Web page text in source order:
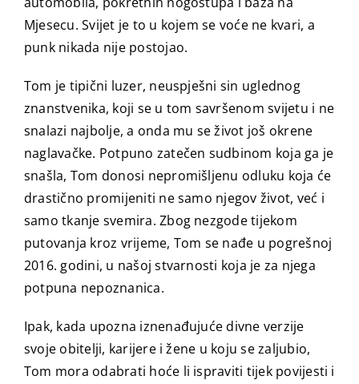
Mjesecu. Svijet je to u kojem se voće ne kvari, a
punk nikada nije postojao.
Tom je tipični luzer, neuspješni sin uglednog
znanstvenika, koji se u tom savršenom svijetu i ne
snalazi najbolje, a onda mu se život još okrene
naglavačke. Potpuno zatečen sudbinom koja ga je
snašla, Tom donosi nepromišljenu odluku koja će
drastično promijeniti ne samo njegov život, već i
samo tkanje svemira. Zbog nezgode tijekom
putovanja kroz vrijeme, Tom se nađe u pogrešnoj
2016. godini, u našoj stvarnosti koja je za njega
potpuna nepoznanica.
Ipak, kada upozna iznenađujuće divne verzije
svoje obitelji, karijere i žene u koju se zaljubio,
Tom mora odabrati hoće li ispraviti tijek povijesti i